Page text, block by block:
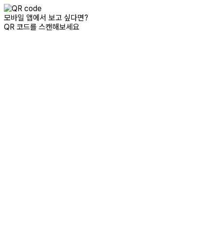
모바일 앱에서 보고 싶다면?
QR 코드를 스캔해보세요